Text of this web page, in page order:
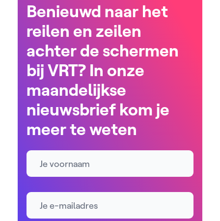
Benieuwd naar het
reilen en zeilen
achter de schermen
bij VRT? In onze
maandelijkse
nieuwsbrief kom je
meer te weten
Naam
E-mailadres *